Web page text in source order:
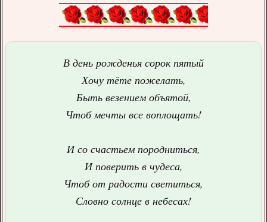
В день рожденья сорок пятый
Хочу тёте пожелать,
Быть везением объятой,
Чтоб мечты все воплощать!
И со счастьем породниться,
И поверить в чудеса,
Чтоб от радости светиться,
Словно солнце в небесах!